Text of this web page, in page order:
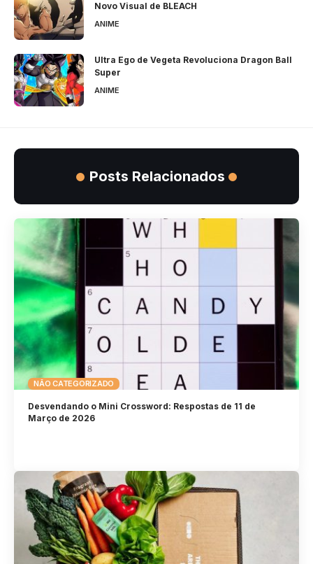
Novo Visual de BLEACH
ANIME
Ultra Ego de Vegeta Revoluciona Dragon Ball
Super
ANIME
Posts Relacionados
NÃO CATEGORIZADO
Desvendando o Mini Crossword: Respostas de 11 de
Março de 2026